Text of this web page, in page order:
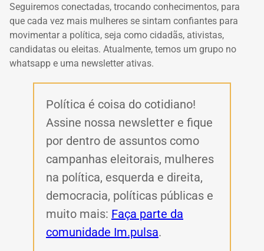
Seguiremos conectadas, trocando conhecimentos, para
que cada vez mais mulheres se sintam confiantes para
movimentar a política, seja como cidadãs, ativistas,
candidatas ou eleitas. Atualmente, temos um grupo no
whatsapp e uma newsletter ativas.
Política é coisa do cotidiano!
Assine nossa newsletter e fique
por dentro de assuntos como
campanhas eleitorais, mulheres
na política, esquerda e direita,
democracia, políticas públicas e
muito mais: Faça parte da
comunidade Im.pulsa.